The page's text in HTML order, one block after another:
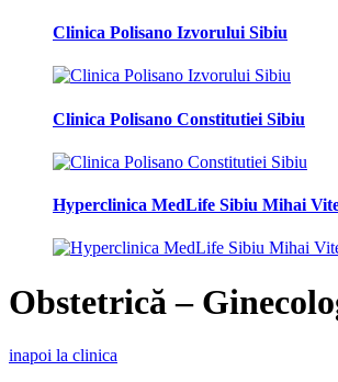
Clinica Polisano Izvorului Sibiu
Clinica Polisano Constitutiei Sibiu
Hyperclinica MedLife Sibiu Mihai
Obstetrică –
inapoi la clinica